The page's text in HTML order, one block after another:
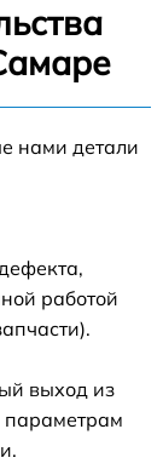
нами детали
работой
выход из
параметрам